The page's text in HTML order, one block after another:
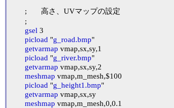
gsel 3
picload "g_road.bmp"
getvarmap vmap,sx,sy,1
picload "g_river.bmp"
getvarmap vmap,sx,sy,2
meshmap vmap,m_mesh,$100
picload "g_height1.bmp"
getvarmap vmap,sx,sy
meshmap vmap,m_mesh,0,0.1